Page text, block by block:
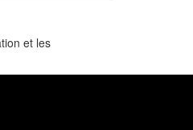
et les